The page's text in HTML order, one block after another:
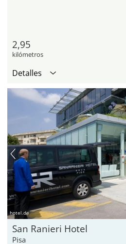
2,95
kilómetros
Detalles
hotel.de
San Ranieri Hotel
Pisa